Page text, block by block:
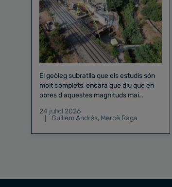
El geòleg subratlla que els estudis són
molt complets, encara que diu que en
obres d'aquestes magnituds mai
24 juliol 2026
Guillem Andrés, Mercè Raga